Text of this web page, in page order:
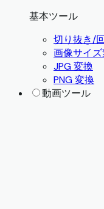
基本ツール
切り抜き/
画像サイ
JPG 変換
PNG 変換
動画ツール